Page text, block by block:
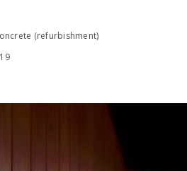
(refurbishment)